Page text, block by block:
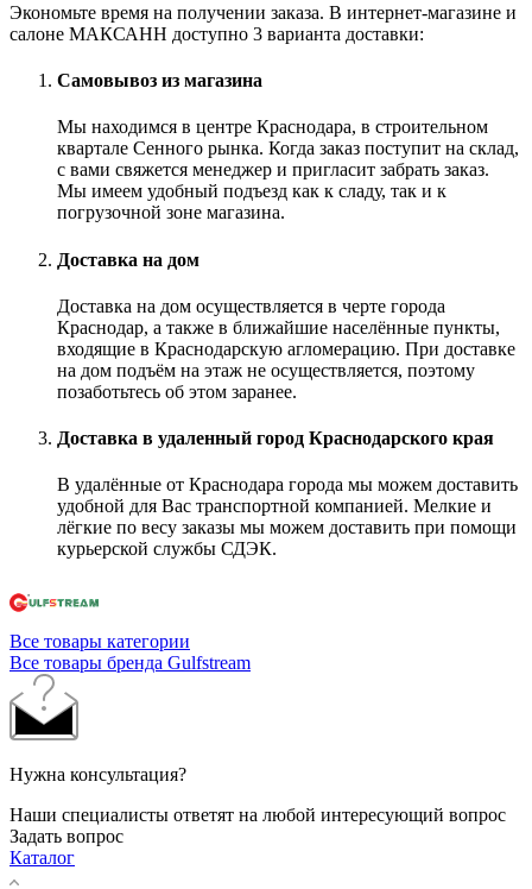
Экономьте время на получении заказа. В интернет-магазине и
салоне МАКСАНН доступно 3 варианта доставки:
Самовывоз из магазина
Мы находимся в центре Краснодара, в строительном
квартале Сенного рынка. Когда заказ поступит на склад,
с вами свяжется менеджер и пригласит забрать заказ.
Мы имеем удобный подъезд как к сладу, так и к
погрузочной зоне магазина.
Доставка на дом
Доставка на дом осуществляется в черте города
Краснодар, а также в ближайшие населённые пункты,
входящие в Краснодарскую агломерацию. При доставке
на дом подъём на этаж не осуществляется, поэтому
позаботьтесь об этом заранее.
Доставка в удаленный город Краснодарского края
В удалённые от Краснодара города мы можем доставить
удобной для Вас транспортной компанией. Мелкие и
лёгкие по весу заказы мы можем доставить при помощи
курьерской службы СДЭК.
Все товары категории
Все товары бренда Gulfstream
Нужна консультация?
Наши специалисты ответят на любой интересующий вопрос
Задать вопрос
Каталог